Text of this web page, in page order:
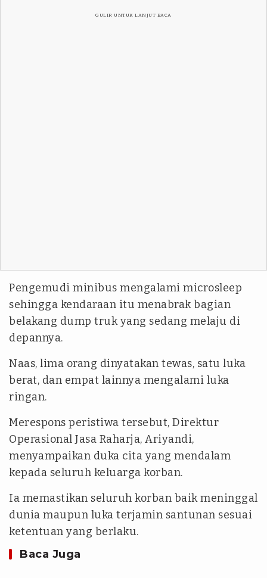
GULIR UNTUK LANJUT BACA
Pengemudi minibus mengalami microsleep
sehingga kendaraan itu menabrak bagian
belakang dump truk yang sedang melaju di
depannya.
Naas, lima orang dinyatakan tewas, satu luka
berat, dan empat lainnya mengalami luka
ringan.
Merespons peristiwa tersebut, Direktur
Operasional Jasa Raharja, Ariyandi,
menyampaikan duka cita yang mendalam
kepada seluruh keluarga korban.
Ia memastikan seluruh korban baik meninggal
dunia maupun luka terjamin santunan sesuai
ketentuan yang berlaku.
Baca Juga